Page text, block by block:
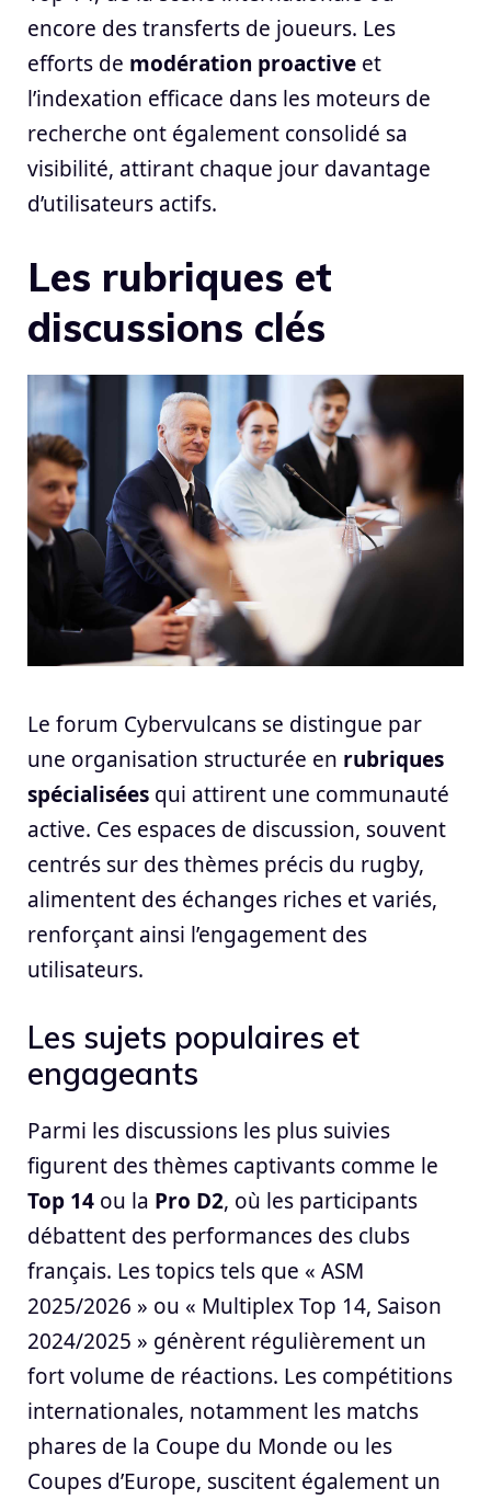
encore des transferts de joueurs. Les
efforts de modération proactive et
l’indexation efficace dans les moteurs de
recherche ont également consolidé sa
visibilité, attirant chaque jour davantage
d’utilisateurs actifs.
Les rubriques et
discussions clés
Le forum Cybervulcans se distingue par
une organisation structurée en rubriques
spécialisées qui attirent une communauté
active. Ces espaces de discussion, souvent
centrés sur des thèmes précis du rugby,
alimentent des échanges riches et variés,
renforçant ainsi l’engagement des
utilisateurs.
Les sujets populaires et
engageants
Parmi les discussions les plus suivies
figurent des thèmes captivants comme le
Top 14 ou la Pro D2, où les participants
débattent des performances des clubs
français. Les topics tels que « ASM
2025/2026 » ou « Multiplex Top 14, Saison
2024/2025 » génèrent régulièrement un
fort volume de réactions. Les compétitions
internationales, notamment les matchs
phares de la Coupe du Monde ou les
Coupes d’Europe, suscitent également un